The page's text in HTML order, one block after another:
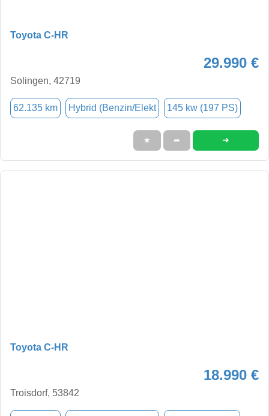
Toyota C-HR
29.990 €
Solingen, 42719
62.135 km Hybrid (Benzin/Elekt 145 kw (197 PS)
★ ➦ ➜
Toyota C-HR
18.990 €
Troisdorf, 53842